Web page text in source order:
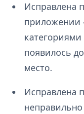
Исправлена
приложении
появилось
место.
Исправлена